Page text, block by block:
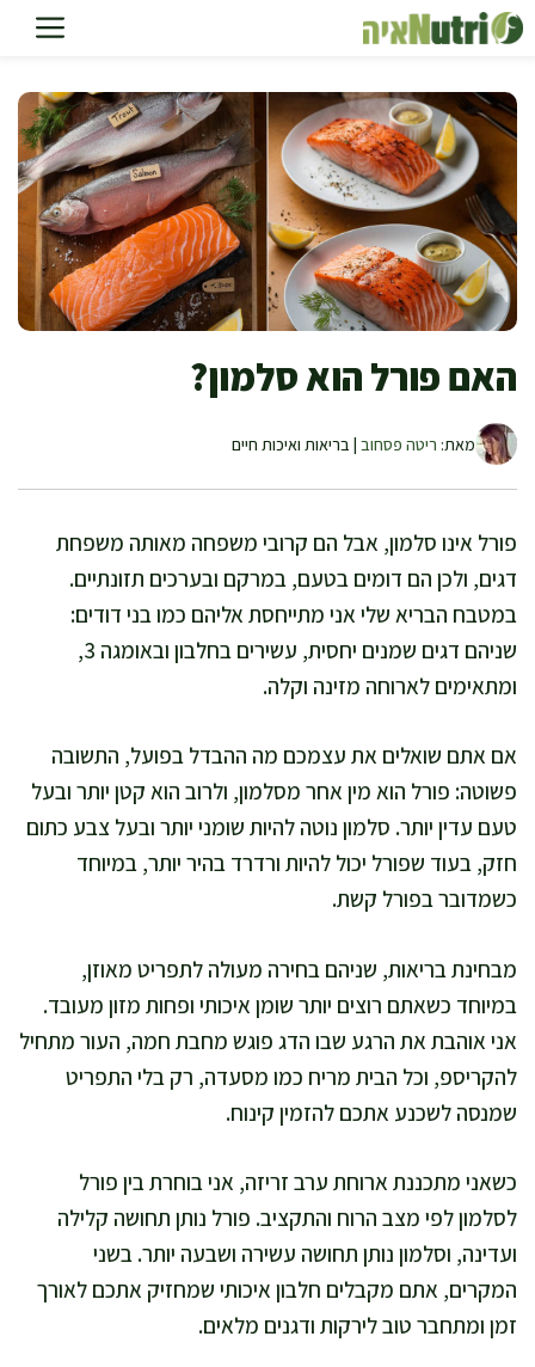
לדלג
לתוכן
האם פורל הוא סלמון?
מאת: ריטה פסחוב | בריאות ואיכות חיים
פורל אינו סלמון, אבל הם קרובי משפחה מאותה משפחת
דגים, ולכן הם דומים בטעם, במרקם ובערכים תזונתיים.
במטבח הבריא שלי אני מתייחסת אליהם כמו בני דודים:
שניהם דגים שמנים יחסית, עשירים בחלבון ובאומגה 3,
ומתאימים לארוחה מזינה וקלה.
אם אתם שואלים את עצמכם מה ההבדל בפועל, התשובה
פשוטה: פורל הוא מין אחר מסלמון, ולרוב הוא קטן יותר ובעל
טעם עדין יותר. סלמון נוטה להיות שומני יותר ובעל צבע כתום
חזק, בעוד שפורל יכול להיות ורדרד בהיר יותר, במיוחד
כשמדובר בפורל קשת.
מבחינת בריאות, שניהם בחירה מעולה לתפריט מאוזן,
במיוחד כשאתם רוצים יותר שומן איכותי ופחות מזון מעובד.
אני אוהבת את הרגע שבו הדג פוגש מחבת חמה, העור מתחיל
להקריספ, וכל הבית מריח כמו מסעדה, רק בלי התפריט
שמנסה לשכנע אתכם להזמין קינוח.
כשאני מתכננת ארוחת ערב זריזה, אני בוחרת בין פורל
לסלמון לפי מצב הרוח והתקציב. פורל נותן תחושה קלילה
ועדינה, וסלמון נותן תחושה עשירה ושבעה יותר. בשני
המקרים, אתם מקבלים חלבון איכותי שמחזיק אתכם לאורך
זמן ומתחבר טוב לירקות ודגנים מלאים.